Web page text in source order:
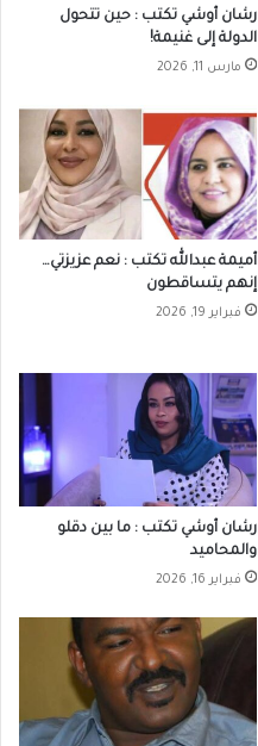
رشان أوشي تكتب : حين تتحول
الدولة إلى غنيمة!
مارس 11, 2026
أميمة عبدالله تكتب : نعم عزيزتي…
إنهم يتساقطون
فبراير 19, 2026
رشان أوشي تكتب : ما بين دقلو
والمحاميد
فبراير 16, 2026